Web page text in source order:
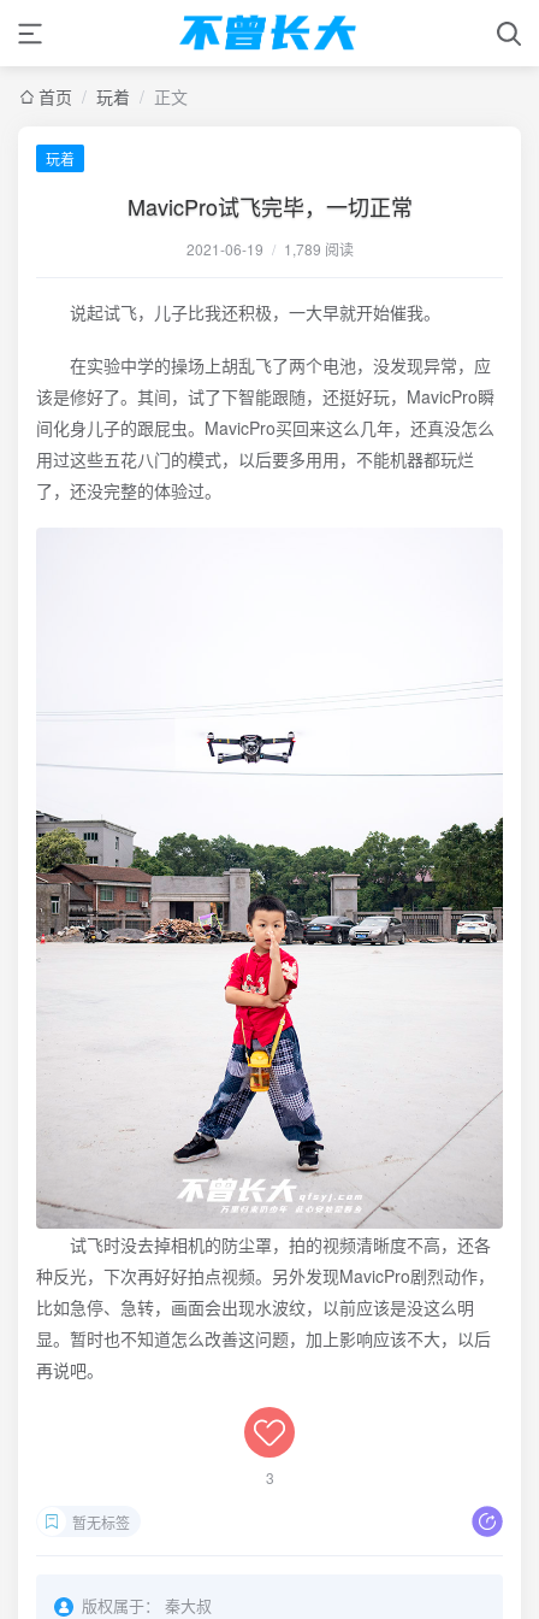
首页 / 玩着 / 正文
玩着
MavicPro试飞完毕，一切正常
2021-06-19 / 1,789 阅读
说起试飞，儿子比我还积极，一大早就开始催我。
在实验中学的操场上胡乱飞了两个电池，没发现异常，应
该是修好了。其间，试了下智能跟随，还挺好玩，MavicPro瞬
间化身儿子的跟屁虫。MavicPro买回来这么几年，还真没怎么
用过这些五花八门的模式，以后要多用用，不能机器都玩烂
了，还没完整的体验过。
试飞时没去掉相机的防尘罩，拍的视频清晰度不高，还各
种反光，下次再好好拍点视频。另外发现MavicPro剧烈动作，
比如急停、急转，画面会出现水波纹，以前应该是没这么明
显。暂时也不知道怎么改善这问题，加上影响应该不大，以后
再说吧。
3
暂无标签
版权属于： 秦大叔